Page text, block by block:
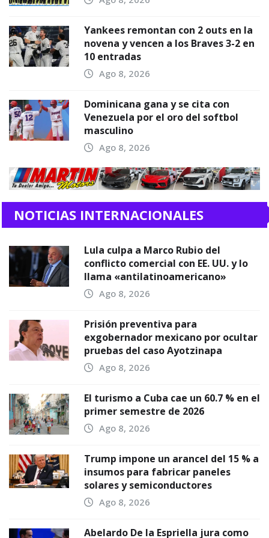
Yankees remontan con 2 outs en la
novena y vencen a los Braves 3-2 en
10 entradas
Ago 8, 2026
Dominicana gana y se cita con
Venezuela por el oro del softbol
masculino
Ago 8, 2026
NOTICIAS INTERNACIONALES
Lula culpa a Marco Rubio del
conflicto comercial con EE. UU. y lo
llama «antilatinoamericano»
Ago 8, 2026
Prisión preventiva para
exgobernador mexicano por ocultar
pruebas del caso Ayotzinapa
Ago 8, 2026
El turismo a Cuba cae un 60.7 % en el
primer semestre de 2026
Ago 8, 2026
Trump impone un arancel del 15 % a
insumos para fabricar paneles
solares y semiconductores
Ago 8, 2026
Abelardo De la Espriella jura como